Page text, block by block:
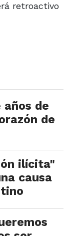
retroactivo
de
de
ilícita"
causa